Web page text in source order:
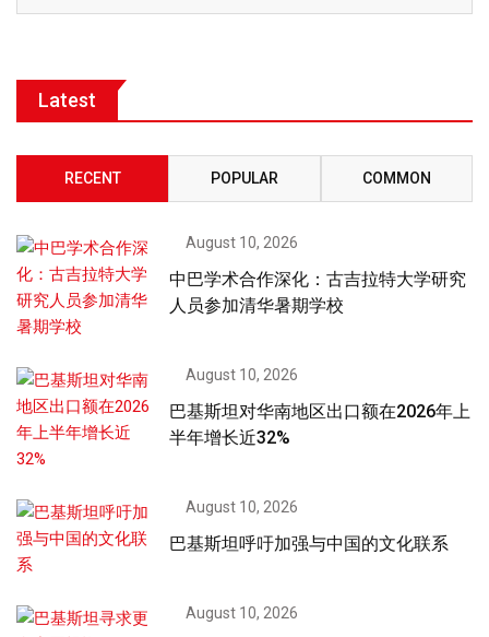
Latest
RECENT POPULAR COMMON
August 10, 2026
中巴学术合作深化：古吉拉特大学研究
人员参加清华暑期学校
August 10, 2026
巴基斯坦对华南地区出口额在2026年上
半年增长近32%
August 10, 2026
巴基斯坦呼吁加强与中国的文化联系
August 10, 2026